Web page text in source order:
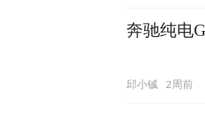
奔驰纯电
邱小铖 2周前